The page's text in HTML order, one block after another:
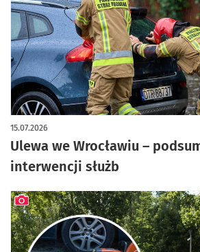
Ulewa we Wrocławiu –
interwencji służb
15.07.2026
artykuł z galerią zdjęć